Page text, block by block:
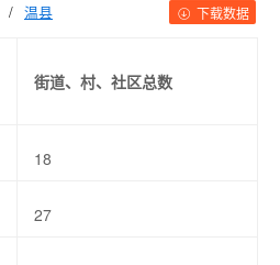
/ 温县 下载数据
街道、村、社区总数
18
27